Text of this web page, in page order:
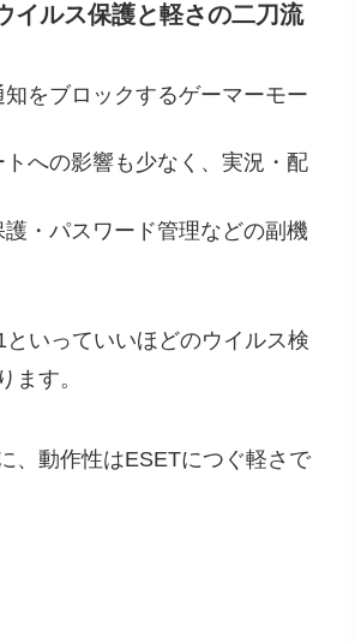
イルス保護と軽さの二刀流
をブロックするゲーマーモー
トへの影響も少なく、実況・配
・パスワード管理などの副機
といっていいほどのウイルス検
ます。
、動作性はESETにつぐ軽さで